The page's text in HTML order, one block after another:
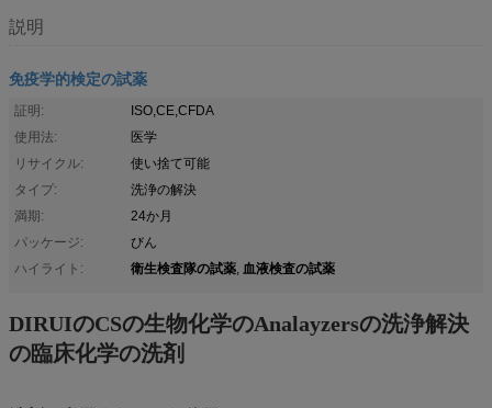
説明
免疫学的検定の試薬
証明:
ISO,CE,CFDA
使用法:
医学
リサイクル:
使い捨て可能
タイプ:
洗浄の解決
満期:
24か月
パッケージ:
びん
ハイライト:
衛生検査隊の試薬, 血液検査の試薬
DIRUIのCSの生物化学のAnalayzersの洗浄解決
の臨床化学の洗剤